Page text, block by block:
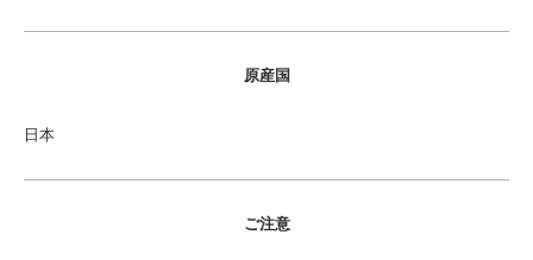
原産国
日本
ご注意